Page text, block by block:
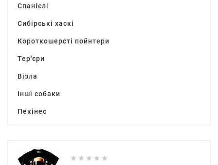
Спанієлі
Сибірські хаскі
Короткошерсті пойнтери
Тер'єри
Візла
Інші собаки
Пекінес
    